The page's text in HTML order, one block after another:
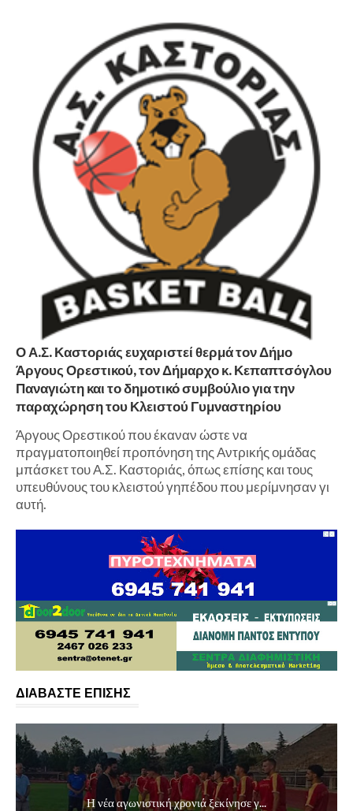
Ο Α.Σ. Καστοριάς ευχαριστεί θερμά τον Δήμο
Άργους Ορεστικού, τον Δήμαρχο κ. Κεπαπτσόγλου
Παναγιώτη και το δημοτικό συμβούλιο για την
παραχώρηση του Κλειστού Γυμναστηρίου
Άργους Ορεστικού που έκαναν ώστε να
πραγματοποιηθεί προπόνηση της Αντρικής ομάδας
μπάσκετ του Α.Σ. Καστοριάς, όπως επίσης και τους
υπευθύνους του κλειστού γηπέδου που μερίμνησαν γι
αυτή.
ΔΙΑΒΑΣΤΕ ΕΠΙΣΗΣ
Η νέα αγωνιστική χρονιά ξεκίνησε γ...